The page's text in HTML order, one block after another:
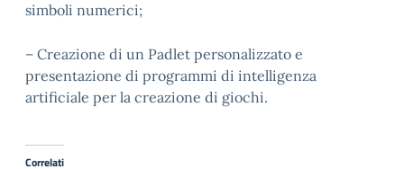
simboli numerici;
– Creazione di un Padlet personalizzato e
presentazione di programmi di intelligenza
artificiale per la creazione di giochi.
Correlati